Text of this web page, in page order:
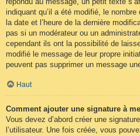
indiquant qu’il a été modifié, le
la date et l’heure de la dernière
pas si un modérateur ou un
cependant ils ont la possibilité de
modifié le message de leur propre
peuvent pas supprimer un message
Haut
Comment ajouter une signature à
Vous devez d’abord créer une
l’utilisateur. Une fois créée, vous